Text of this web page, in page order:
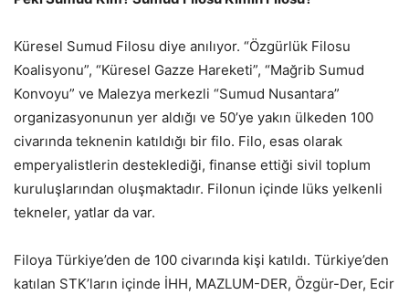
Küresel Sumud Filosu diye anılıyor. “Özgürlük Filosu
Koalisyonu”, “Küresel Gazze Hareketi”, “Mağrib Sumud
Konvoyu” ve Malezya merkezli “Sumud Nusantara”
organizasyonunun yer aldığı ve 50’ye yakın ülkeden 100
civarında teknenin katıldığı bir filo. Filo, esas olarak
emperyalistlerin desteklediği, finanse ettiği sivil toplum
kuruluşlarından oluşmaktadır. Filonun içinde lüks yelkenli
tekneler, yatlar da var.
Filoya Türkiye’den de 100 civarında kişi katıldı. Türkiye’den
katılan STK’ların içinde İHH, MAZLUM-DER, Özgür-Der, Ecir